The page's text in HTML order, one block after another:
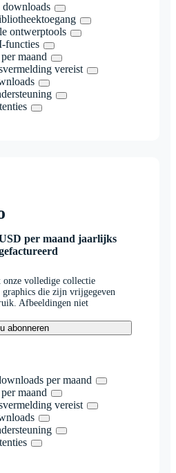
downloads
ontwerptools
functies
maand
vereist
per maand jaarlijks
onze volledige collectie
die zijn vrijgegeven
Afbeeldingen niet
abonneren
per maand
maand
vereist